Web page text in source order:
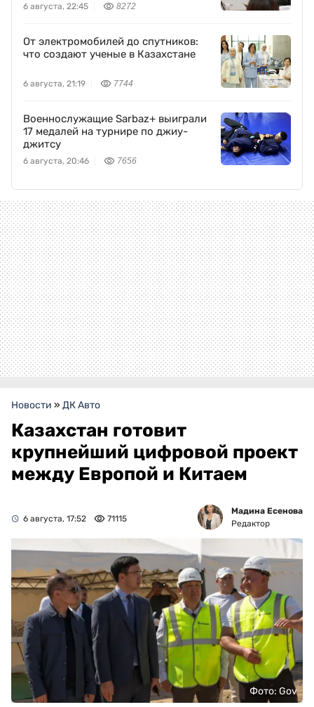
6 августа, 22:45 8272
От электромобилей до спутников:
что создают ученые в Казахстане
6 августа, 21:19 7744
Военнослужащие Sarbaz+ выиграли
17 медалей на турнире по джиу-
джитсу
6 августа, 20:46 7656
Новости » ДК Авто
Казахстан готовит
крупнейший цифровой проект
между Европой и Китаем
6 августа, 17:52 71115
Мадина Есенова
Редактор
Фото: Gov